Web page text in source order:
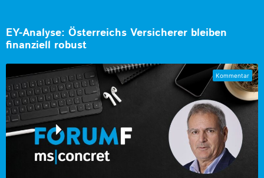
EY-Analyse: Österreichs Versicherer bleiben
finanziell robust